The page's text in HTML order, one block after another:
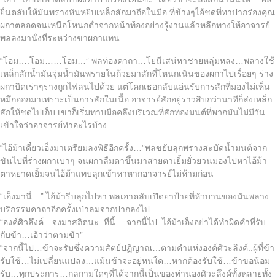
ยื่นตลับให้มันพรางหันหยิบเหล็กสักมาถือในมือ ที่ข้างๆไอ้ชดที่ทาปากร่องคุณ
ผกาตลอดจนเหนือโหนกต่ำจากหน้าท้องอย่างรู้งานแล้วหลีกทางให้อาจารย์
พลลงมานั่งที่ระหว่างขาผกาแทน
“โอม….โอม……โอม…” พลท่องคาถา…โยนีเสน่หาชายหลุ่มหลง…พลางใช้
เหล็กสักน้ำมันจุ่มน้ำมันพรายในถ้วยมาสักที่โหนกเนินของผกาไปเรื่อยๆ ร่าง
ผกาบิดเร่าๆรางถูกไฟลนไปด้วย แต่โคกเธอกลับแอ่นรับการสักที่มองไม่เห็น
หมึกออกมาเพราะเป็นการสักในเนื้อ อาจารย์สักอยู่ราวสิบกว่านาทีก็ส่งเหล็ก
สักให้ชดไปเก็บ เขาก็เริ่มทาบมือคลึงบริเวณที่สักท่องมนต์ที่พวกมันไม่มีวัน
เข้าใจว่าอาจารย์ทำอะไรบ้าง
“ไอ้ม้าเดี๋ยวเอ็งมาเตรียมลงพิธีอีกครั้ง…”พลขยับลุกพรางสะบัดน้ำมนต์จาก
ขันไปที่ร่างผกาเบาๆ จนผกาลืมตาขึ้นมาสายตาเยิ้มยั่วยวนมองไปหาไอ้ม้า
ตาหยาดเยิ้มจนไอ้ม้าแทบลุกเข้าหาหากอาจารย์ไม่ห้ามก่อน
“เอ็งมานี่…” ไอ้ม้ารีบลุกไปหา พลเอาตลับเปิดยาป้ายที่หัวบานของมันพลาง
บริกรรมคาถาอีกครั้งเป่าลมจากปากลงไป
“องค์ศิวลึงค์…จงมาสถิตนะ..ที่นี้….จากนี้ไป..ไอ้ม้าเอ็งอย่าได้ทำผิดคำที่รับ
กับข้า…เอ้าว่าตามข้า”
“จากนี้ไป…ข้าจะรับซึ่งความสัตย์ปฏิญาณ…ตามคำแห่งองค์ศิวะลึงค์..ผู้ที่ข้า
รับใช้…ไม่เปลี่ยนแปลง…แม้นข้าจะอยู่หนใด…หากต้องรับใช้…ข้าขอน้อม
รับ…ทุกประการ…กลกามใดๆที่ได้จากนี้เป็นของท่านองศิวะลึงค์ทั้งหลายทั้ง